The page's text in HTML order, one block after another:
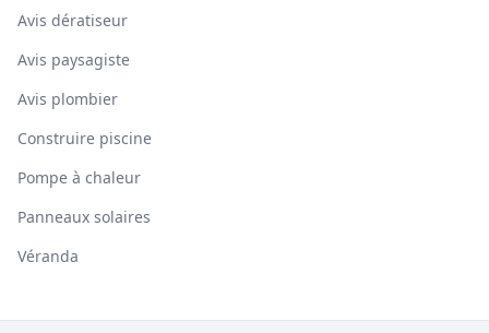
Avis dératiseur
Avis paysagiste
Avis plombier
Construire piscine
Pompe à chaleur
Panneaux solaires
Véranda